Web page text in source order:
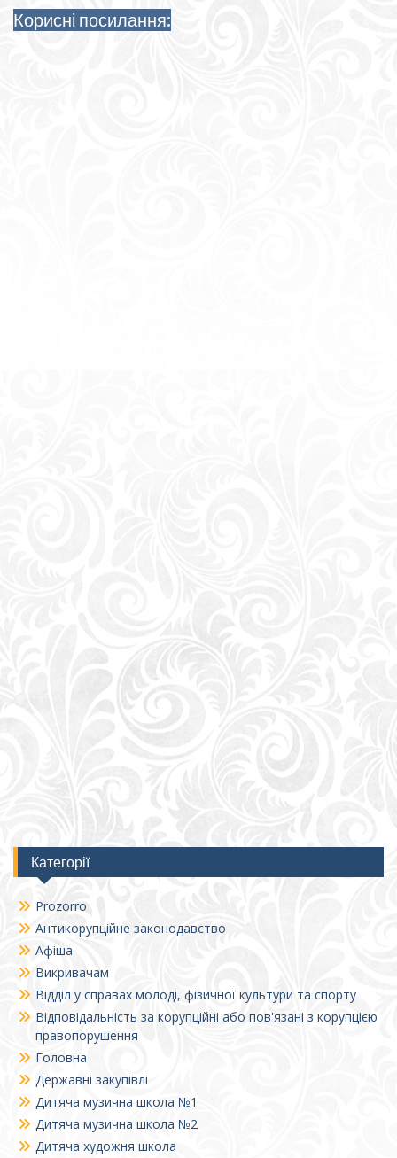
Корисні посилання:
Категорії
Prozorro
Антикорупційне законодавство
Афіша
Викривачам
Відділ у справах молоді, фізичної культури та спорту
Відповідальність за корупційні або пов'язані з корупцією
правопорушення
Головна
Державні закупівлі
Дитяча музична школа №1
Дитяча музична школа №2
Дитяча художня школа